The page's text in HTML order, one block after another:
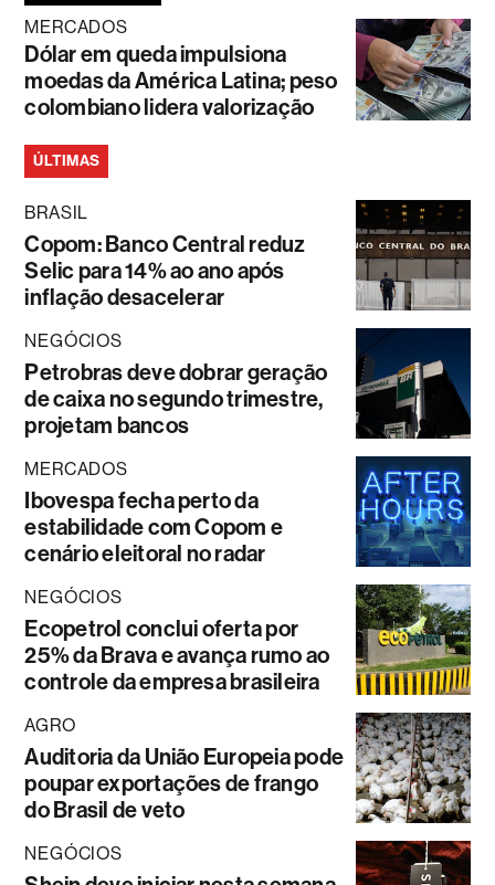
MERCADOS
Dólar em queda impulsiona
moedas da América Latina; peso
colombiano lidera valorização
ÚLTIMAS
BRASIL
Copom: Banco Central reduz
Selic para 14% ao ano após
inflação desacelerar
NEGÓCIOS
Petrobras deve dobrar geração
de caixa no segundo trimestre,
projetam bancos
MERCADOS
Ibovespa fecha perto da
estabilidade com Copom e
cenário eleitoral no radar
NEGÓCIOS
Ecopetrol conclui oferta por
25% da Brava e avança rumo ao
controle da empresa brasileira
AGRO
Auditoria da União Europeia pode
poupar exportações de frango
do Brasil de veto
NEGÓCIOS